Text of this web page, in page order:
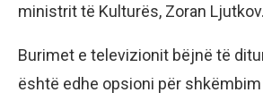
ministrit të Kulturës, Zoran Ljutkov.
Burimet e televizionit bëjnë të
është edhe opsioni për